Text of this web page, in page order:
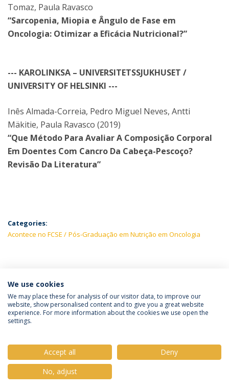
Tomaz, Paula Ravasco
“Sarcopenia, Miopia e Ângulo de Fase em
Oncologia: Otimizar a Eficácia Nutricional?”
--- KAROLINKSA – UNIVERSITETSSJUKHUSET /
UNIVERSITY OF HELSINKI ---
Inês Almada-Correia, Pedro Miguel Neves, Antti
Mäkitie, Paula Ravasco (2019)
“Que Método Para Avaliar A Composição Corporal
Em Doentes Com Cancro Da Cabeça-Pescoço?
Revisão Da Literatura”
Categories:
Acontece no FCSE
Pós-Graduação em Nutrição em Oncologia
LATEST NEWS
Política de Privacidade
Termos e Condições
© 2026 Universidade Católica Portuguesa
We use cookies
We may place these for analysis of our visitor data, to improve our
website, show personalised content and to give you a great website
experience. For more information about the cookies we use open the
settings.
Accept all
Deny
No, adjust